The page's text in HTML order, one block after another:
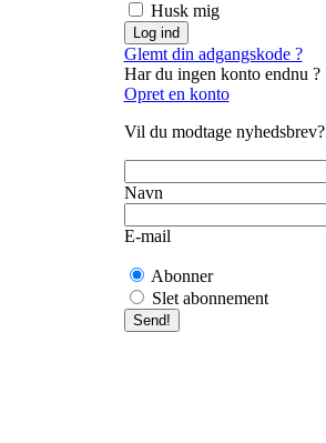
Husk mig
Glemt din adgangskode ?
Har du ingen konto endnu ?
Opret en konto
Vil du modtage nyhedsbrev?
Navn
E-mail
Abonner
Slet abonnement